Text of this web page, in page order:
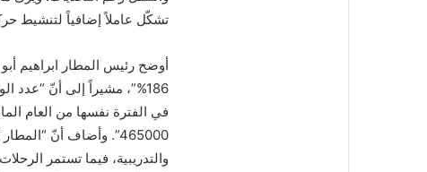
تشكّل عاملاً إضافياً لتنشيط
أوضح رئيس المطار ابراهيم أبو
في الفترة نفسها من العام
والتدريبية، فيما تستمر